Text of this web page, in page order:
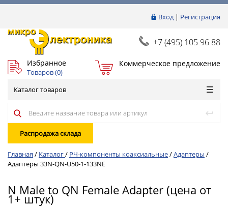
Вход| Регистрация
+7 (495) 105 96 88
Избранное
Товаров (0)
Коммерческое предложение
Каталог товаров
Распродажа склада
Главная / Каталог/ РЧ-компоненты коаксиальные/Адаптеры /
Адаптеры 33N-QN-U50-1-133NE
N Male to QN Female Adapter (цена от
1+ штук)